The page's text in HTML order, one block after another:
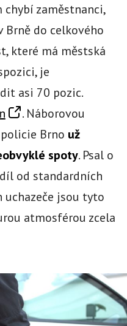
zaměstnanci,
do celkového
které má městská
je
asi 70 pozic.
. Náborovou
Brno už
spoty. Psal o
od standardních
jsou tyto
atmosférou zcela